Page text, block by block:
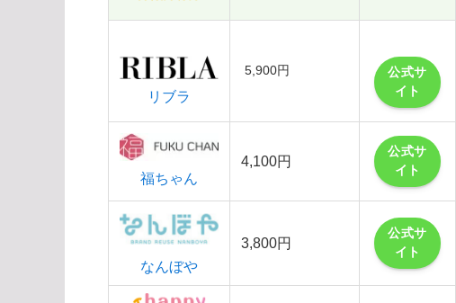
リブラ
5,900円
公式サ
イト
福ちゃん
4,100円
公式サ
イト
なんぼや
3,800円
公式サ
イト